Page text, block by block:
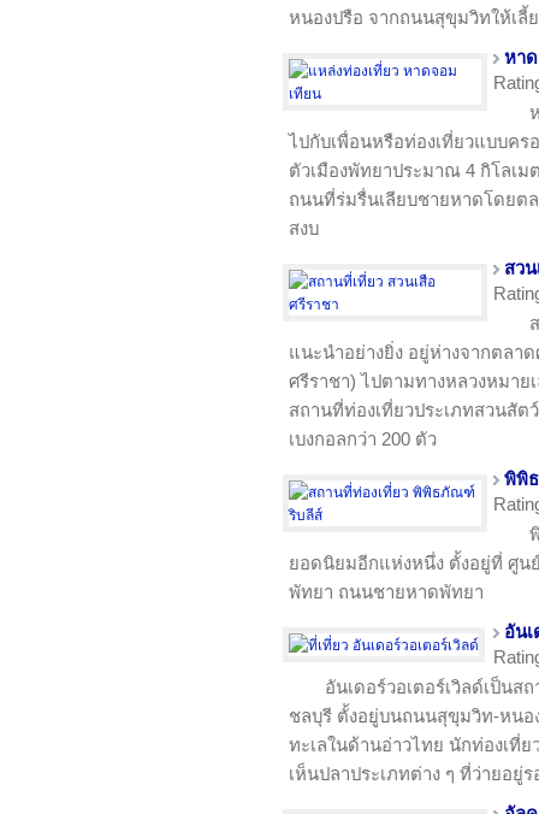
หนองปรือ จากถนนสุขุมวิทให้เลี้
หา
ไปกับเพื่อนหรือท่องเที่ยวแบบคร
ตัวเมืองพัทยาประมาณ 4 กิโลเ
ถนนที่ร่มรื่นเลียบชายหาดโดยต
สงบ
สวน
แนะนำอย่างยิ่ง อยู่ห่างจากตลา
ศรีราชา) ไปตามทางหลวงหมาย
สถานที่ท่องเที่ยวประเภทสวนสัต
เบงกอลกว่า 200 ตัว
พิพิ
ยอดนิยมอีกแห่งหนึ่ง ตั้งอยู่ที่ ศูน
พัทยา ถนนชายหาดพัทยา
อันเ
อันเดอร์วอเตอร์เวิลด์เป็น
ชลบุรี ตั้งอยู่บนถนนสุขุมวิท-หนอ
ทะเลในด้านอ่าวไทย นักท่องเที่
เห็นปลาประเภทต่าง ๆ ที่ว่ายอยู่ร